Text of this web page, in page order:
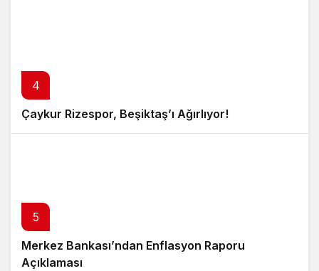
4
Çaykur Rizespor, Beşiktaş’ı Ağırlıyor!
5
Merkez Bankası’ndan Enflasyon Raporu
Açıklaması